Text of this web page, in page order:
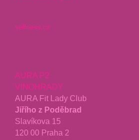
selfness.cz
AURA P2
VINOHRADY
AURA Fit Lady Club
Jiřího z Poděbrad
Slavíkova 15
120 00 Praha 2